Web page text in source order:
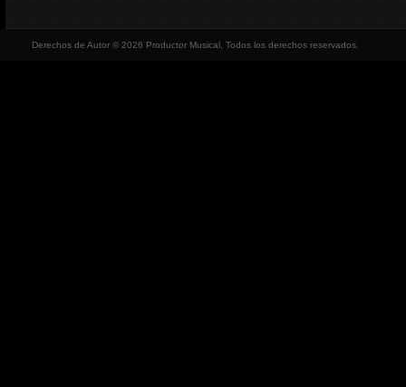
Derechos de Autor © 2026 Productor Musical, Todos los derechos reservados.